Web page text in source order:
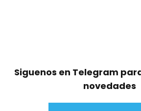
Siguenos en Telegram
novedades